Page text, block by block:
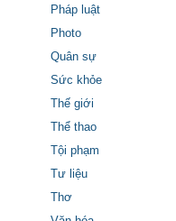
Pháp luật
Photo
Quân sự
Sức khỏe
Thế giới
Thể thao
Tội phạm
Tư liệu
Thơ